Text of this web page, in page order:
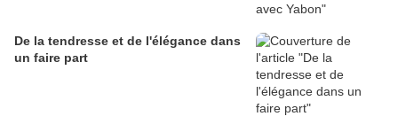
De la tendresse et de l'élégance dans
un faire part